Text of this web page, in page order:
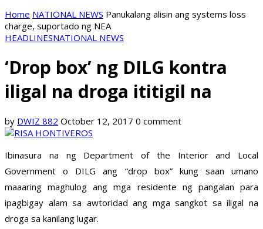
Home NATIONAL NEWS Panukalang alisin ang systems loss
charge, suportado ng NEA
HEADLINESNATIONAL NEWS
‘Drop box’ ng DILG kontra
iligal na droga ititigil na
by DWIZ 882 October 12, 2017 0 comment
Ibinasura na ng Department of the Interior and Local
Government o DILG ang “drop box” kung saan umano
maaaring maghulog ang mga residente ng pangalan para
ipagbigay alam sa awtoridad ang mga sangkot sa iligal na
droga sa kanilang lugar.